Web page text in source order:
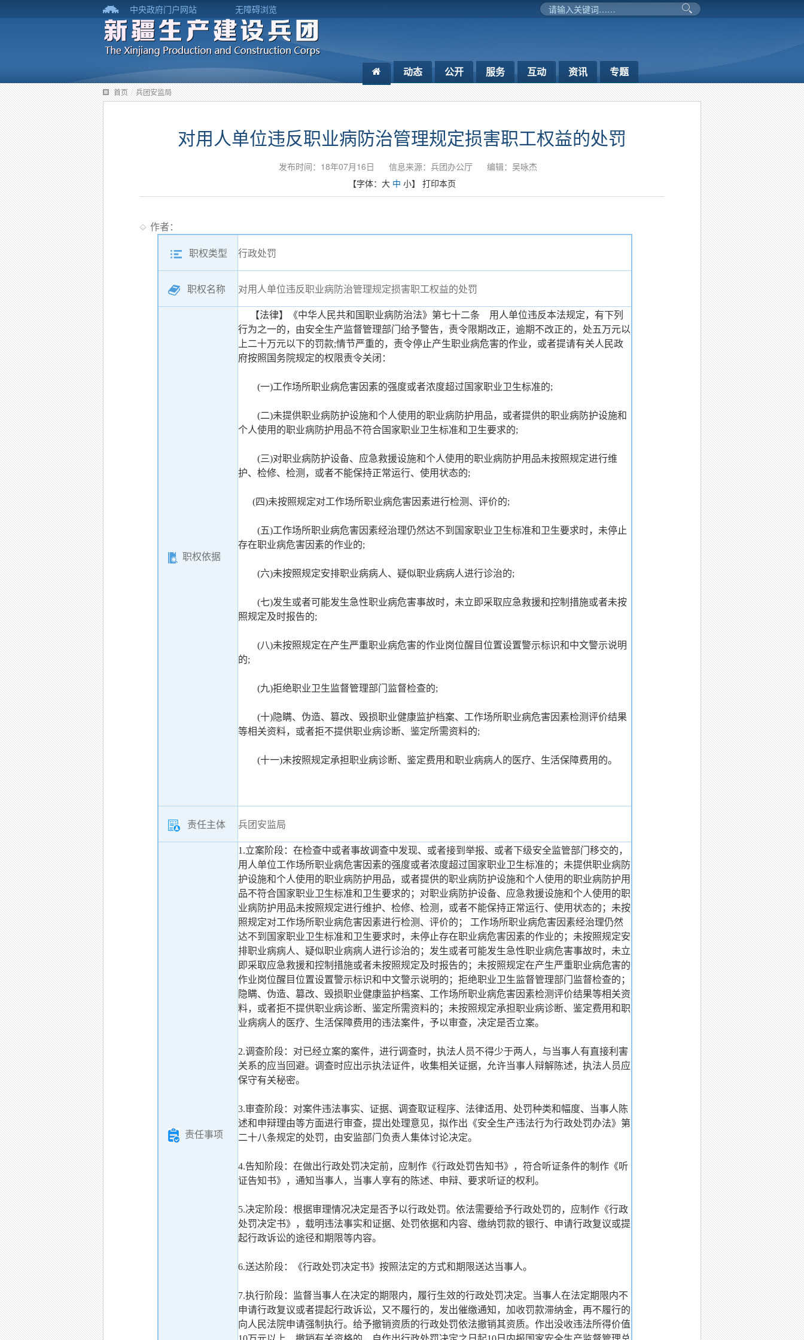
中央政府门户网站 无障碍浏览
动态 公开 服务 互动 资讯 专题
首页 / 兵团安监局
对用人单位违反职业病防治管理规定损害职工权益的处罚
发布时间：18年07月16日 信息来源：兵团办公厅
编辑：吴咏杰
【字体： 大 中 小】 打印本页
作者：
职权类型 行政处罚
职权名称 对用人单位违反职业病防治管理规定损害职工权益的处罚
职权依据
【法律】《中华人民共和国职业病防治法》第七十二条 用人单位违反本法规定，有下列
行为之一的，由安全生产监督管理部门给予警告，责令限期改正，逾期不改正的，处五万元以
上二十万元以下的罚款;情节严重的，责令停止产生职业病危害的作业，或者提请有关人民政
府按照国务院规定的权限责令关闭：
(一)工作场所职业病危害因素的强度或者浓度超过国家职业卫生标准的;
(二)未提供职业病防护设施和个人使用的职业病防护用品，或者提供的职业病防护设施和
个人使用的职业病防护用品不符合国家职业卫生标准和卫生要求的;
(三)对职业病防护设备、应急救援设施和个人使用的职业病防护用品未按照规定进行维
护、检修、检测，或者不能保持正常运行、使用状态的;
(四)未按照规定对工作场所职业病危害因素进行检测、评价的;
(五)工作场所职业病危害因素经治理仍然达不到国家职业卫生标准和卫生要求时，未停止
存在职业病危害因素的作业的;
(六)未按照规定安排职业病病人、疑似职业病病人进行诊治的;
(七)发生或者可能发生急性职业病危害事故时，未立即采取应急救援和控制措施或者未按
照规定及时报告的;
(八)未按照规定在产生严重职业病危害的作业岗位醒目位置设置警示标识和中文警示说明
的;
(九)拒绝职业卫生监督管理部门监督检查的;
(十)隐瞒、伪造、篡改、毁损职业健康监护档案、工作场所职业病危害因素检测评价结果
等相关资料，或者拒不提供职业病诊断、鉴定所需资料的;
(十一)未按照规定承担职业病诊断、鉴定费用和职业病病人的医疗、生活保障费用的。
责任主体 兵团安监局
责任事项
1.立案阶段：在检查中或者事故调查中发现、或者接到举报、或者下级安全监管部门移交的，
用人单位工作场所职业病危害因素的强度或者浓度超过国家职业卫生标准的；未提供职业病防
护设施和个人使用的职业病防护用品，或者提供的职业病防护设施和个人使用的职业病防护用
品不符合国家职业卫生标准和卫生要求的；对职业病防护设备、应急救援设施和个人使用的职
业病防护用品未按照规定进行维护、检修、检测，或者不能保持正常运行、使用状态的；未按
照规定对工作场所职业病危害因素进行检测、评价的； 工作场所职业病危害因素经治理仍然
达不到国家职业卫生标准和卫生要求时，未停止存在职业病危害因素的作业的；未按照规定安
排职业病病人、疑似职业病病人进行诊治的；发生或者可能发生急性职业病危害事故时，未立
即采取应急救援和控制措施或者未按照规定及时报告的；未按照规定在产生严重职业病危害的
作业岗位醒目位置设置警示标识和中文警示说明的；拒绝职业卫生监督管理部门监督检查的；
隐瞒、伪造、篡改、毁损职业健康监护档案、工作场所职业病危害因素检测评价结果等相关资
料，或者拒不提供职业病诊断、鉴定所需资料的；未按照规定承担职业病诊断、鉴定费用和职
业病病人的医疗、生活保障费用的违法案件，予以审查，决定是否立案。
2.调查阶段：对已经立案的案件，进行调查时，执法人员不得少于两人，与当事人有直接利害
关系的应当回避。调查时应出示执法证件，收集相关证据，允许当事人辩解陈述，执法人员应
保守有关秘密。
3.审查阶段：对案件违法事实、证据、调查取证程序、法律适用、处罚种类和幅度、当事人陈
述和申辩理由等方面进行审查，提出处理意见，拟作出《安全生产违法行为行政处罚办法》第
二十八条规定的处罚，由安监部门负责人集体讨论决定。
4.告知阶段：在做出行政处罚决定前，应制作《行政处罚告知书》，符合听证条件的制作《听
证告知书》，通知当事人，当事人享有的陈述、申辩、要求听证的权利。
5.决定阶段：根据审理情况决定是否予以行政处罚。依法需要给予行政处罚的，应制作《行政
处罚决定书》，载明违法事实和证据、处罚依据和内容、缴纳罚款的银行、申请行政复议或提
起行政诉讼的途径和期限等内容。
6.送达阶段：《行政处罚决定书》按照法定的方式和期限送达当事人。
7.执行阶段：监督当事人在决定的期限内，履行生效的行政处罚决定。当事人在法定期限内不
申请行政复议或者提起行政诉讼，又不履行的，发出催缴通知，加收罚款滞纳金，再不履行的
向人民法院申请强制执行。给予撤销资质的行政处罚依法撤销其资质。作出没收违法所得价值